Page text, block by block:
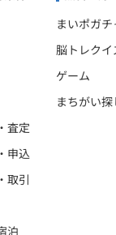
査定
申込
取引
泊
まいポガチ
脳トレクイ
ゲーム
まちがい探